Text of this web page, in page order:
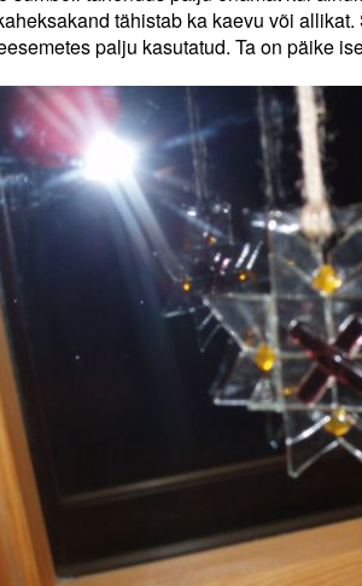
tähistab ka kaevu või
palju kasutatud. Ta on päike